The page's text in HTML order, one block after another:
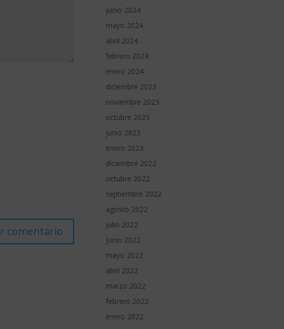
junio 2024
mayo 2024
abril 2024
febrero 2024
enero 2024
diciembre 2023
noviembre 2023
octubre 2023
junio 2023
enero 2023
diciembre 2022
octubre 2022
septiembre 2022
agosto 2022
julio 2022
junio 2022
mayo 2022
abril 2022
marzo 2022
febrero 2022
enero 2022